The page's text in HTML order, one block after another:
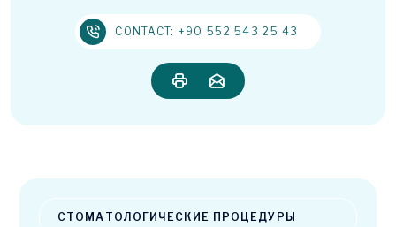
CONTACT: +90 552 543 25 43
СТОМАТОЛОГИЧЕСКИЕ ПРОЦЕДУРЫ